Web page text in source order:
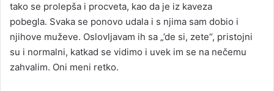
tako se prolepša i procveta, kao da je iz kaveza
pobegla. Svaka se ponovo udala i s njima sam dobio i
njihove muževe. Oslovljavam ih sa „’de si, zete“, pristojni
su i normalni, katkad se vidimo i uvek im se na nečemu
zahvalim. Oni meni retko.